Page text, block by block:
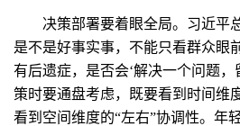
决策部署要着眼全局。习近平
是不是好事实事，不能只看群众眼
有后遗症，是否会‘解决一个问题，
策时要通盘考虑，既要看到时间维
看到空间维度的“左右”协调性。年